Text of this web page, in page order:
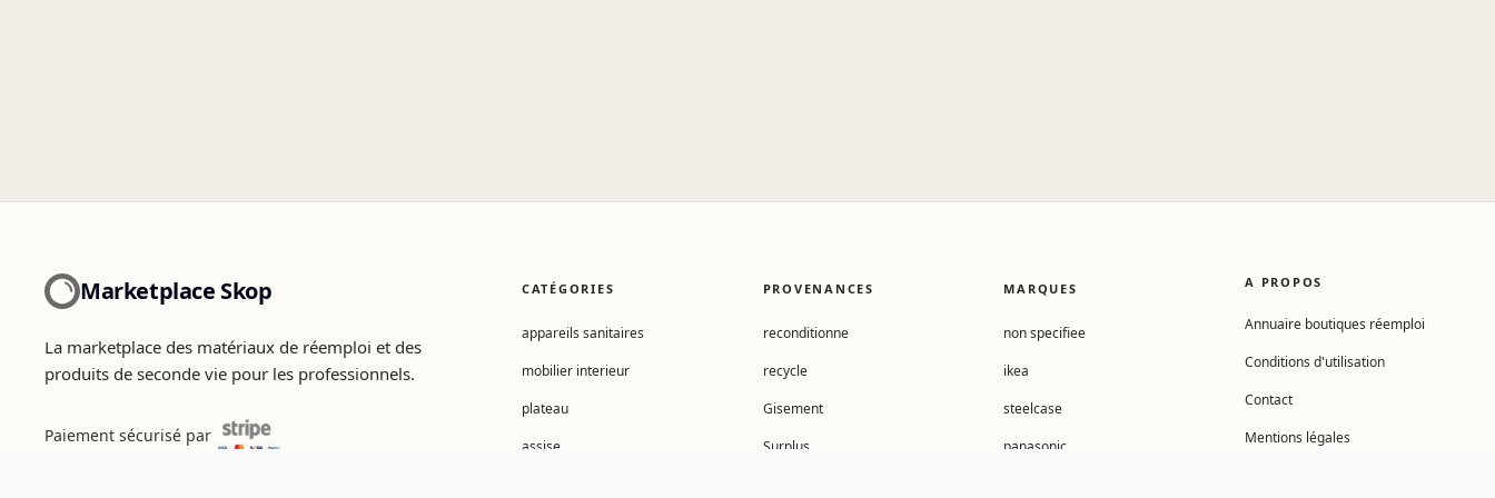
Marketplace Skop
La marketplace des matériaux de réemploi et des
produits de seconde vie pour les professionnels.
Paiement sécurisé par
CATÉGORIES
appareils sanitaires
mobilier interieur
plateau
assise
PROVENANCES
reconditionne
recycle
Gisement
Surplus
MARQUES
non specifiee
ikea
steelcase
panasonic
A PROPOS
Annuaire boutiques réemploi
Conditions d'utilisation
Contact
Mentions légales